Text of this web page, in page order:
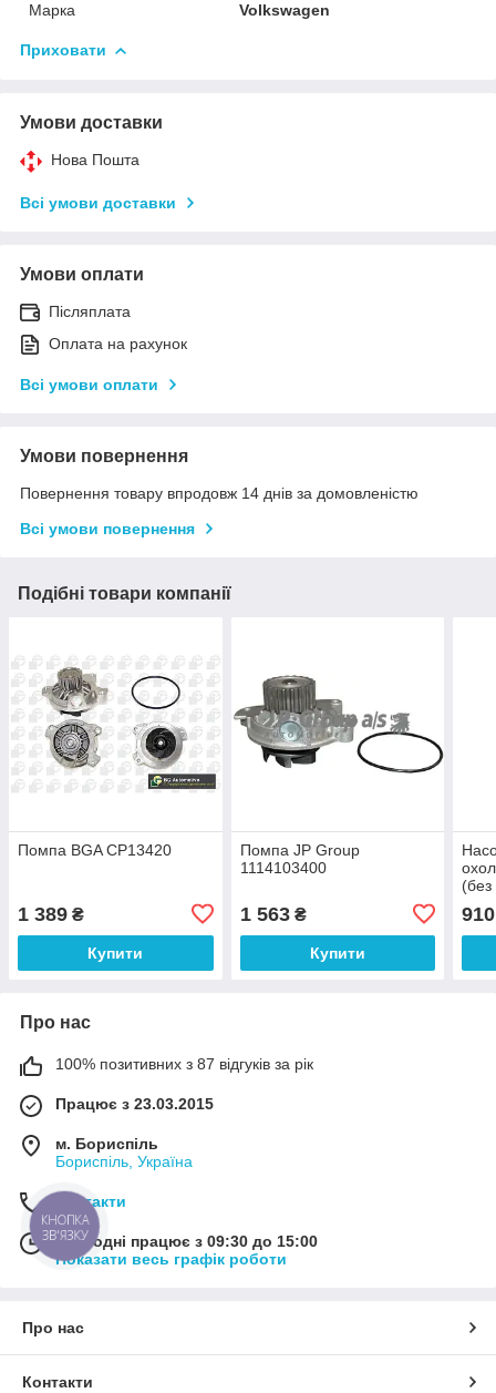
Марка
Volkswagen
Приховати
Умови доставки
Нова Пошта
Всі умови доставки
Умови оплати
Післяплата
Оплата на рахунок
Всі умови оплати
Умови повернення
Повернення товару впродовж 14 днів за домовленістю
Всі умови повернення
Подібні товари компанії
Помпа BGA CP13420
1 389 ₴
Купити
Помпа JP Group
1114103400
1 563₴
Купити
(без
910
Про нас
100% позитивних з 87 відгуків за рік
Працює з 23.03.2015
м. Бориспіль
Бориспіль, Україна
Контакти
Сьогодні працює з 09:30 до 15:00
Показати весь графік роботи
Про нас
Контакти
КНОПКА
ЗВ'ЯЗКУ